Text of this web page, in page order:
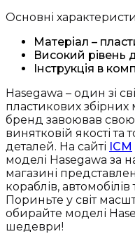
Основні
Матеріал –
Високий рівень
Інструкція в
Hasegawa – один зі
пластикових
бренд завоював
винятковій якості та
деталей. На сайті ICM
моделі Hasegawa за
магазині
кораблів,
Пориньте у світ
обирайте моделі
шедеври!